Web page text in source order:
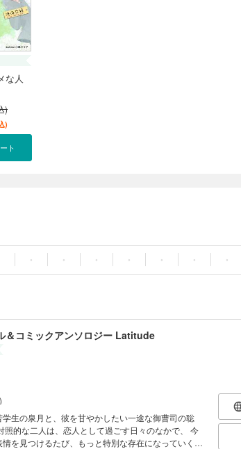
な人
)
)
ト
・ ・ ・ ・ ・ ・ ・
＆コミックアンソロジー Latitude
生の泉月と、彼を甘やかしたい一途な御曹司の聡
照的な二人は、恋人として過ごす日々のなかで、 今
情を見つけるたび、もっと特別な存在になっていく。